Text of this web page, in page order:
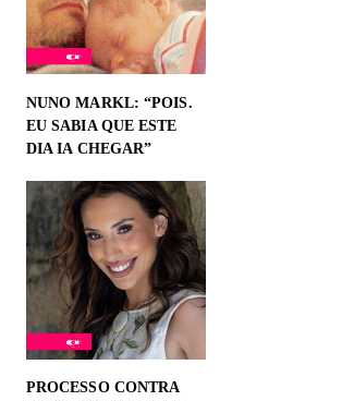
NUNO MARKL: “POIS.
EU SABIA QUE ESTE
DIA IA CHEGAR”
PROCESSO CONTRA